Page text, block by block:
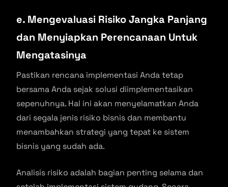
e. Mengevaluasi Risiko Jangka Panjang
dan Menyiapkan Perencanaan Untuk
Mengatasinya
Pastikan rencana implementasi Anda tetap
bersama Anda sejak solusi diimplementasikan
sepenuhnya. Hal ini akan menyelamatkan Anda
dari segala jenis risiko bisnis dan membantu
menambahkan strategi yang tepat ke sistem
bisnis yang sudah ada.
Analisis risiko adalah bagian penting selama dan